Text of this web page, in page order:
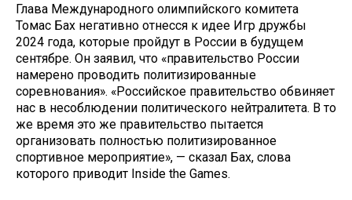
Глава Международного олимпийского комитета
Томас Бах негативно отнесся к идее Игр дружбы
2024 года, которые пройдут в России в будущем
сентябре. Он заявил, что «правительство России
намерено проводить политизированные
соревнования». «Российское правительство обвиняет
нас в несоблюдении политического нейтралитета. В то
же время это же правительство пытается
организовать полностью политизированное
спортивное мероприятие», — сказал Бах, слова
которого приводит Inside the Games.